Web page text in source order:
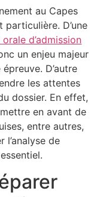
au Capes
D’une
d’admission
un enjeu majeur
D’autre
les attentes
dossier. En effet,
en avant de
entre autres,
l’analyse de